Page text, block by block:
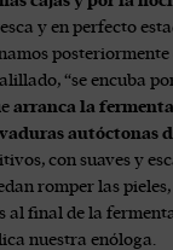
y en perfecto
“se encuba
arranca la
autóctonas
con suaves y
romper las
al final de la
nuestra enóloga.